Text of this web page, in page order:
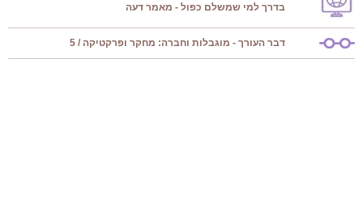
בדרך למי שמשלם כפול - מאמר דעה
דבר העורך - מוגבלות וחברה: מחקר ופרקטיקה / 5